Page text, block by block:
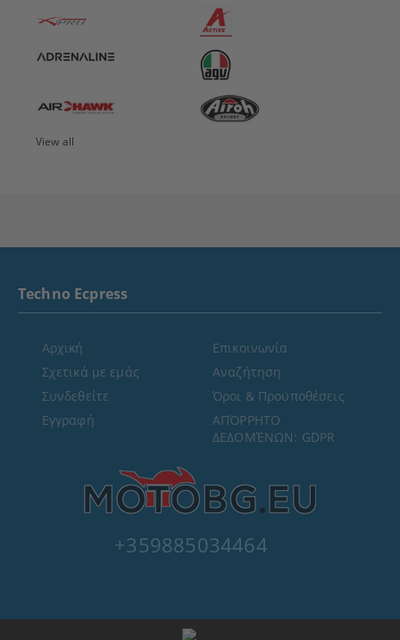
View all
+359885034464
Techno Ecpress
Αρχική
Σχετικά με εμάς
Συνδεθείτε
Εγγραφή
Επικοινωνία
Αναζήτηση
Όροι & Προϋποθέσεις
ΑΠΌΡΡΗΤΟ
ΔΕΔΟΜΈΝΩΝ: GDPR